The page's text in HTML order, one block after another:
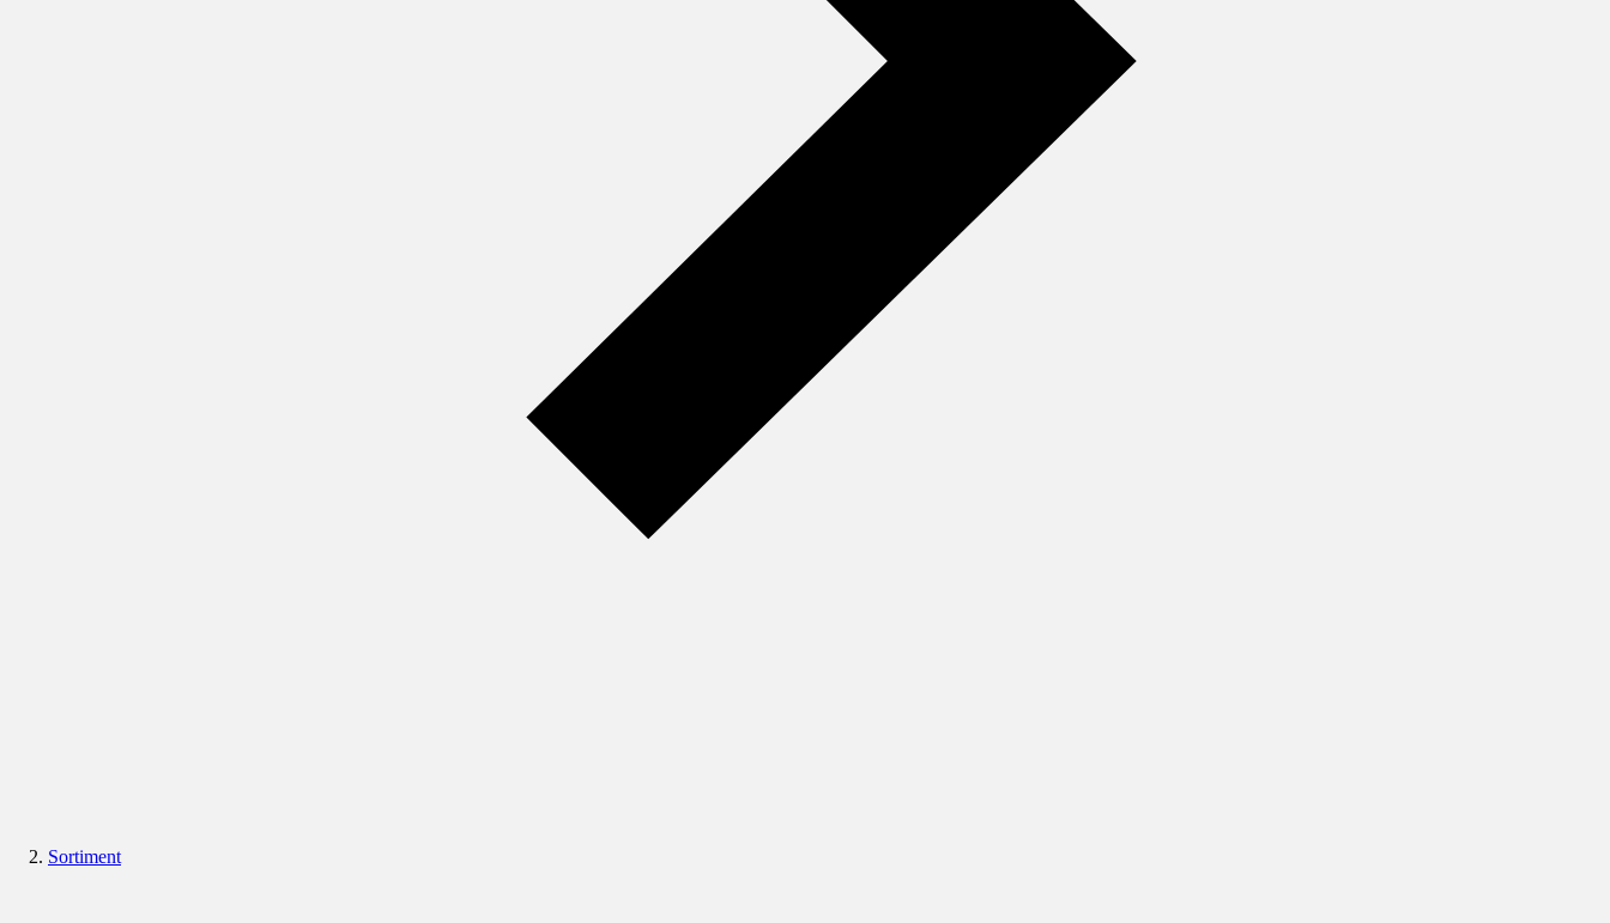
Sortiment